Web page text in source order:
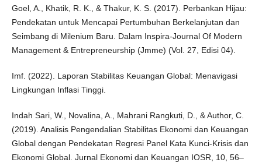
Goel, A., Khatik, R. K., & Thakur, K. S. (2017). Perbankan Hijau:
Pendekatan untuk Mencapai Pertumbuhan Berkelanjutan dan
Seimbang di Milenium Baru. Dalam Inspira-Journal Of Modern
Management & Entrepreneurship (Jmme) (Vol. 27, Edisi 04).
Imf. (2022). Laporan Stabilitas Keuangan Global: Menavigasi
Lingkungan Inflasi Tinggi.
Indah Sari, W., Novalina, A., Mahrani Rangkuti, D., & Author, C.
(2019). Analisis Pengendalian Stabilitas Ekonomi dan Keuangan
Global dengan Pendekatan Regresi Panel Kata Kunci-Krisis dan
Ekonomi Global. Jurnal Ekonomi dan Keuangan IOSR, 10, 56–